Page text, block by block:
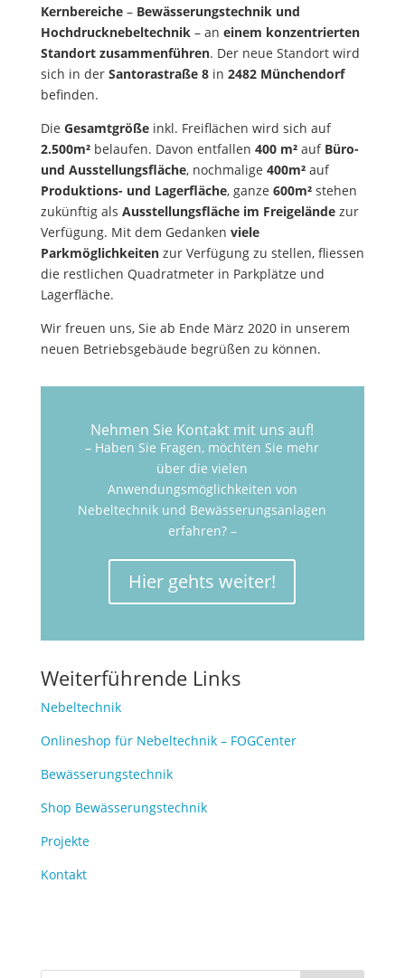
Kernbereiche– Bewässerungstechnik und
Hochdrucknebeltechnik– an einem konzentrierten
Standort zusammenführen. Der neue Standort wird
sich in derSantorastraße 8 in 2482 Münchendorf
befinden.
Die Gesamtgrößeinkl. Freiflächen wird sich auf
2.500m² belaufen. Davon entfallen 400 m²auf Büro-
und Ausstellungsfläche, nochmalige 400m²auf
Produktions- und Lagerfläche, ganze 600m²stehen
zukünftig als Ausstellungsfläche im Freigeländezur
Verfügung. Mit dem Gedanken viele
Parkmöglichkeitenzur Verfügung zu stellen, fliessen
die restlichen Quadratmeter in Parkplätze und
Lagerfläche.
Wir freuen uns, Sie ab Ende März 2020 in unserem
neuen Betriebsgebäude begrüßen zu können.
Nehmen Sie Kontakt mit uns auf!
– Haben Sie Fragen, möchten Sie mehr
über die vielen
Anwendungsmöglichkeiten von
Nebeltechnik und Bewässerungsanlagen
erfahren? –
Hier gehts weiter!
Weiterführende Links
Nebeltechnik
Onlineshop für Nebeltechnik – FOGCenter
Bewässerungstechnik
Shop Bewässerungstechnik
Projekte
Kontakt